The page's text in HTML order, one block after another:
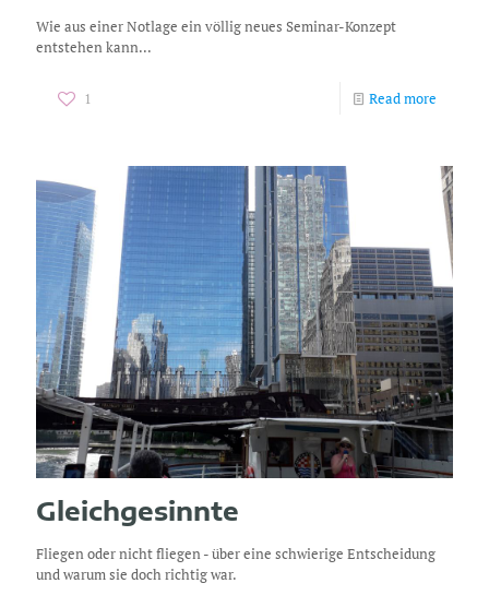
Wie aus einer Notlage ein völlig neues Seminar-Konzept
entstehen kann...
1 Read more
Gleichgesinnte
Fliegen oder nicht fliegen - über eine schwierige Entscheidung
und warum sie doch richtig war.